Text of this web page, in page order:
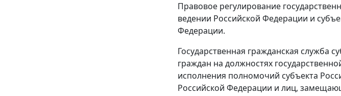
Правовое регулирование
ведении Российской Федерации и
Федерации.
Государственная гражданская служба
граждан на должностях
исполнения полномочий субъекта
Российской Федерации и лиц,